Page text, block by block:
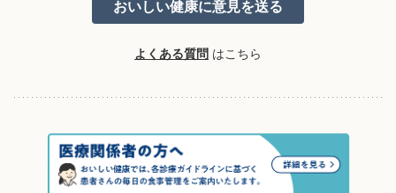
よくある質問 はこちら